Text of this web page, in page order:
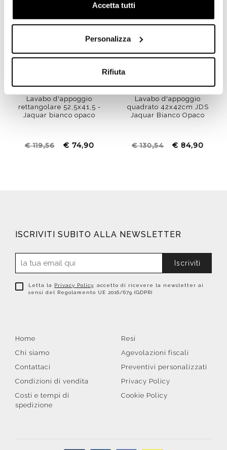
Accetta tutti
Personalizza
Rifiuta
Lavabo d'appoggio
rettangolare 52,5x41,5 -
Jaquar bianco opaco
€ 119,56 € 74,90
Lavabo d'appoggio
quadrato 42x42cm JDS
Jaquar Bianco Opaco
€ 130,54 € 84,90
ISCRIVITI SUBITO ALLA NEWSLETTER
Iscriviti
Letta la Privacy Policy , accetto di ricevere la newsletter ai
sensi del Regolamento UE 2016/679 (GDPR)
Home
Chi siamo
Contattaci
Condizioni di vendita
Costi e tempi di
spedizione
Resi
Agevolazioni fiscali
Preventivi personalizzati
Privacy Policy
Cookie Policy